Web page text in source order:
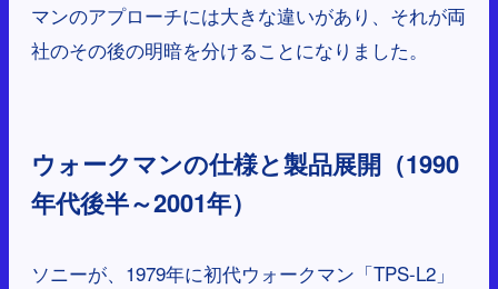
マンのアプローチには大きな違いがあり、それが両
社のその後の明暗を分けることになりました。
ウォークマンの仕様と製品展開（1990
年代後半～2001年）
ソニーが、1979年に初代ウォークマン「TPS-L2」